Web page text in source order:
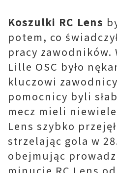
Koszulki RC Lens
potem, co
pracy zawodników.
Lille OSC było
kluczowi
pomocnicy byli
mecz mieli
Lens szybko
strzelając gola w
obejmując